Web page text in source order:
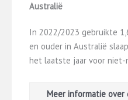
Australië
In 2022/2023 gebruikte
en ouder in Australië
het laatste jaar voor niet-
Meer informatie over